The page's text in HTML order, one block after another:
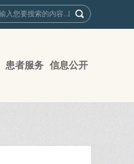
患者服务 信息公开